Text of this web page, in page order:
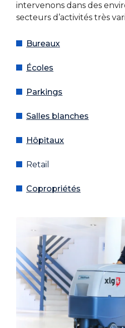
intervenons dans des
secteurs d’activités très
Bureaux
Écoles
Parkings
Salles blanches
Hôpitaux
Retail
Copropriétés